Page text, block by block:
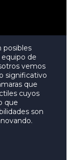
posibles
de
vemos
significativo
que
cuyos
que
son